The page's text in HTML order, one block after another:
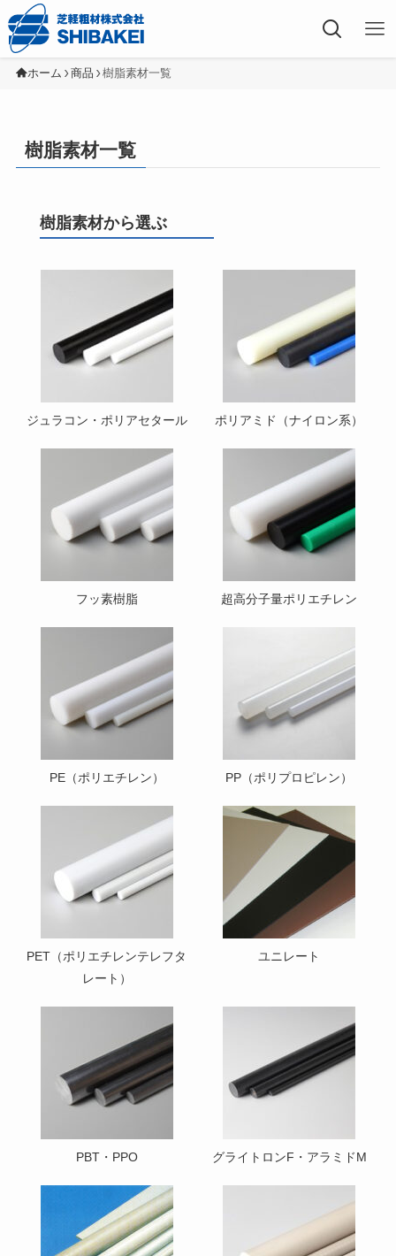
ホーム 商品 樹脂素材一覧
樹脂素材一覧
樹脂素材から選ぶ
ジュラコン・ポリアセタール ポリアミド（ナイロン系）
フッ素樹脂 超高分子量ポリエチレン
PE（ポリエチレン） PP（ポリプロピレン）
PET（ポリエチレンテレフタ
レート）
ユニレート
PBT・PPO グライトロンF・アラミドM